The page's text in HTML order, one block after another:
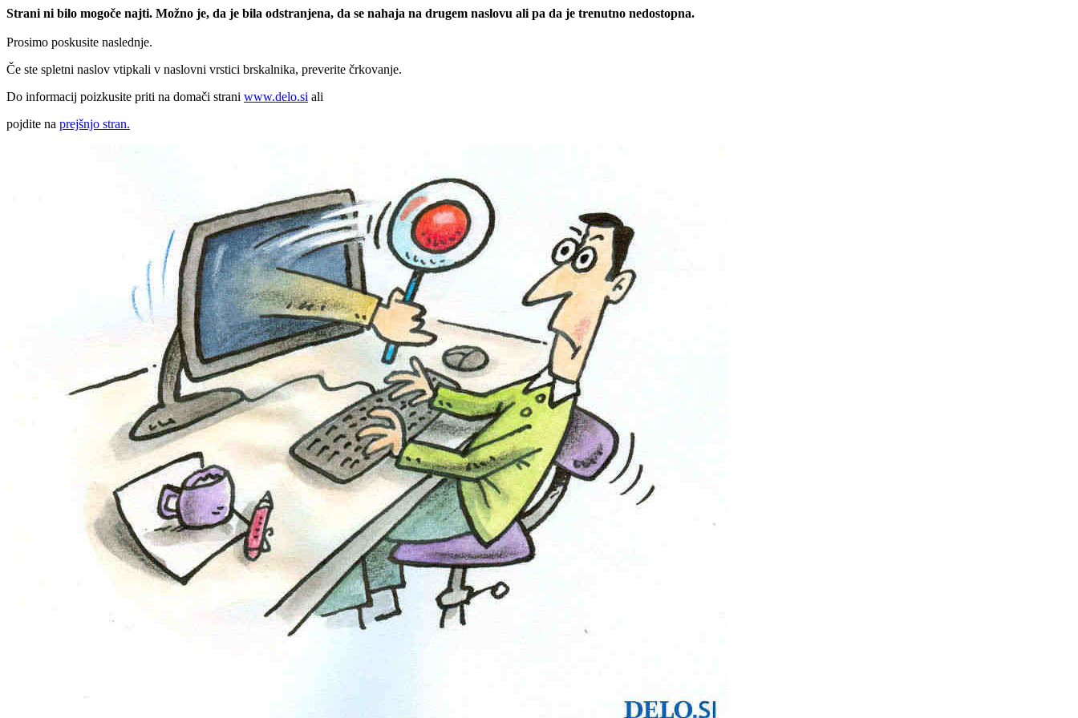
Strani ni bilo mogoče najti. Možno je, da je bila odstranjena, da se nahaja na drugem naslovu ali pa da je trenutno nedostopna.
Prosimo poskusite naslednje.
Če ste spletni naslov vtipkali v naslovni vrstici brskalnika, preverite črkovanje.
Do informacij poizkusite priti na domači strani www.delo.si ali
pojdite na prejšnjo stran.